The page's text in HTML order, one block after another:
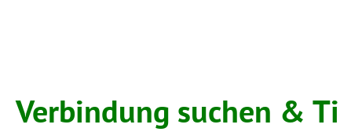
Verbindung suchen &